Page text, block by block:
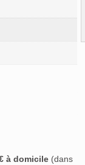
à domicile (dans